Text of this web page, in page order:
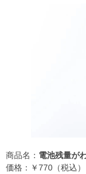
商品名： 電池残量が
価格：￥770（税込）